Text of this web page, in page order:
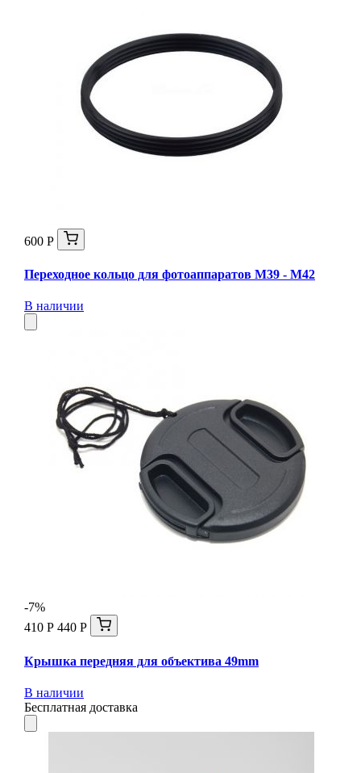
600 Р
Переходное кольцо для фотоаппаратов М39 - М42
В наличии
-7%
410 Р 440 Р
Крышка передняя для объектива 49mm
В наличии
Бесплатная доставка